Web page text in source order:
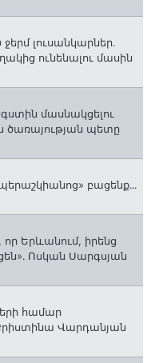
լուսանկարներ.
ունենալու մասին
մասնակցելու
ծառայության պետը
բացենք․․․
Երևանում, իրենց
Ոսկան Սարգսյան
համար
Վարդանյան